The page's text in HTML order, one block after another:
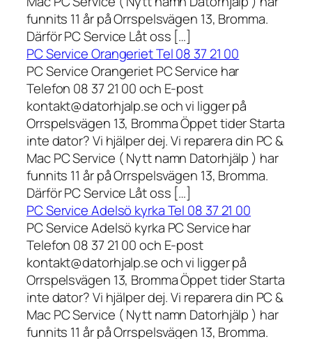
funnits 11 år på Orrspelsvägen 13, Bromma.
Därför PC Service Låt oss […]
PC Service Orangeriet Tel 08 37 21 00
PC Service Orangeriet PC Service har
Telefon 08 37 21 00 och E-post
kontakt@datorhjalp.se och vi ligger på
Orrspelsvägen 13, Bromma Öppet tider Starta
inte dator? Vi hjälper dej. Vi reparera din PC &
Mac PC Service ( Nytt namn Datorhjälp ) har
funnits 11 år på Orrspelsvägen 13, Bromma.
Därför PC Service Låt oss […]
PC Service Adelsö kyrka Tel 08 37 21 00
PC Service Adelsö kyrka PC Service har
Telefon 08 37 21 00 och E-post
kontakt@datorhjalp.se och vi ligger på
Orrspelsvägen 13, Bromma Öppet tider Starta
inte dator? Vi hjälper dej. Vi reparera din PC &
Mac PC Service ( Nytt namn Datorhjälp ) har
funnits 11 år på Orrspelsvägen 13, Bromma.